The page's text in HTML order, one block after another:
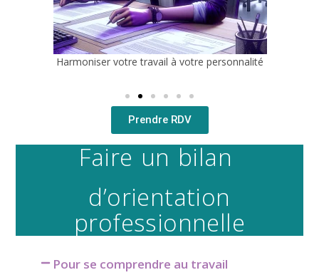
Harmoniser votre travail à votre personnalité
Prendre RDV
Faire un bilan
d’orientation
professionnelle
Pour se comprendre au travail